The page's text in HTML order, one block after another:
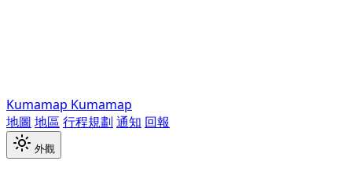
Kumamap Kumamap
地圖 地區 行程規劃 通知 回報
外觀